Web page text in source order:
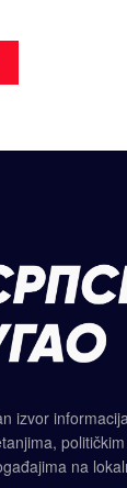
izvor
političkim
na